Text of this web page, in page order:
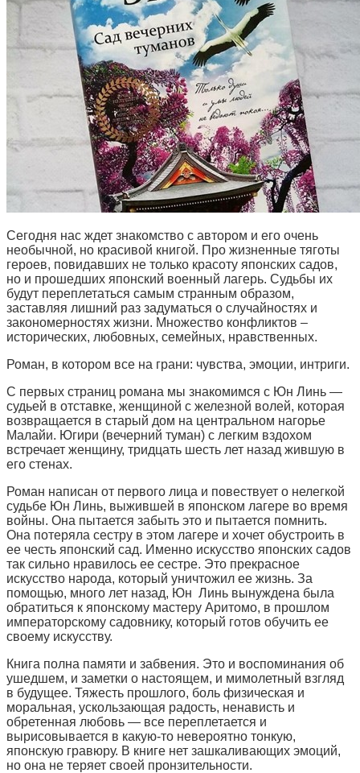
Сегодня нас ждет знакомство с автором и его очень
необычной, но красивой книгой. Про жизненные тяготы
героев, повидавших не только красоту японских садов,
но и прошедших японский военный лагерь. Судьбы их
будут переплетаться самым странным образом,
заставляя лишний раз задуматься о случайностях и
закономерностях жизни. Множество конфликтов –
исторических, любовных, семейных, нравственных.
Роман, в котором все на грани: чувства, эмоции, интриги.
С первых страниц романа мы знакомимся с Юн Линь —
судьей в отставке, женщиной с железной волей, которая
возвращается в старый дом на центральном нагорье
Малайи. Югири (вечерний туман) с легким вздохом
встречает женщину, тридцать шесть лет назад жившую в
его стенах.
Роман написан от первого лица и повествует о нелегкой
судьбе Юн Линь, выжившей в японском лагере во время
войны. Она пытается забыть это и пытается помнить.
Она потеряла сестру в этом лагере и хочет обустроить в
ее честь японский сад. Именно искусство японских садов
так сильно нравилось ее сестре. Это прекрасное
искусство народа, который уничтожил ее жизнь. За
помощью, много лет назад, Юн Линь вынуждена была
обратиться к японскому мастеру Аритомо, в прошлом
императорскому садовнику, который готов обучить ее
своему искусству.
Книга полна памяти и забвения. Это и воспоминания об
ушедшем, и заметки о настоящем, и мимолетный взгляд
в будущее. Тяжесть прошлого, боль физическая и
моральная, ускользающая радость, ненависть и
обретенная любовь — все переплетается и
вырисовывается в какую-то невероятно тонкую,
японскую гравюру. В книге нет зашкаливающих эмоций,
но она не теряет своей пронзительности.